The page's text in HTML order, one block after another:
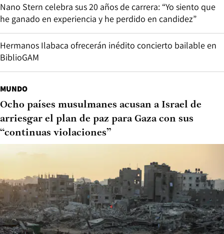
Nano Stern celebra sus 20 años de carrera: “Yo siento que
he ganado en experiencia y he perdido en candidez”
Hermanos Ilabaca ofrecerán inédito concierto bailable en
BiblioGAM
MUNDO
Ocho países musulmanes acusan a Israel de
arriesgar el plan de paz para Gaza con sus
“continuas violaciones”